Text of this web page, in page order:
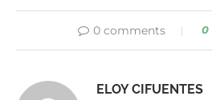
0 comments 0
ELOY CIFUENTES